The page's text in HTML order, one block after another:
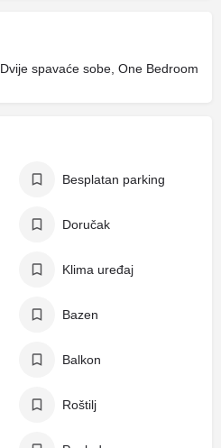
Dvije spavaće sobe, One Bedroom
Besplatan parking
Doručak
Klima uređaj
Bazen
Balkon
Roštilj